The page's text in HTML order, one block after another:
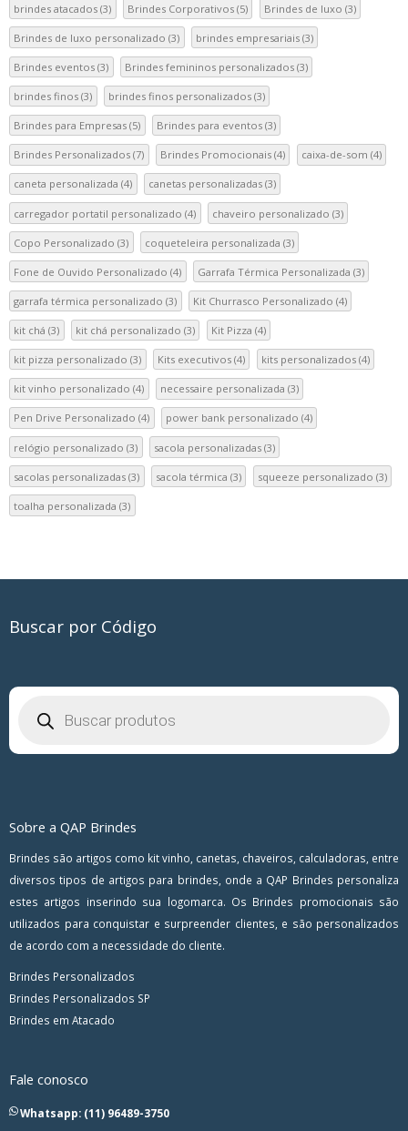
brindes atacados (3) Brindes Corporativos (5) Brindes de luxo (3)
Brindes de luxo personalizado (3) brindes empresariais (3)
Brindes eventos (3) Brindes femininos personalizados (3)
brindes finos (3) brindes finos personalizados (3)
Brindes para Empresas (5) Brindes para eventos (3)
Brindes Personalizados (7) Brindes Promocionais (4) caixa-de-som (4)
caneta personalizada (4) canetas personalizadas (3)
carregador portatil personalizado (4) chaveiro personalizado (3)
Copo Personalizado (3) coqueteleira personalizada (3)
Fone de Ouvido Personalizado (4) Garrafa Térmica Personalizada (3)
garrafa térmica personalizado (3) Kit Churrasco Personalizado (4)
kit chá (3) kit chá personalizado (3) Kit Pizza (4)
kit pizza personalizado (3) Kits executivos (4) kits personalizados(4)
kit vinho personalizado (4) necessaire personalizada (3)
Pen Drive Personalizado (4) power bank personalizado (4)
relógio personalizado (3) sacola personalizadas (3)
sacolas personalizadas (3) sacola térmica (3) squeeze personalizado (3)
toalha personalizada (3)
Buscar por Código
produtos
Sobre a QAP Brindes
Brindes são artigos como kit vinho, canetas, chaveiros, calculadoras, entre
diversos tipos de artigos para brindes, onde a QAP Brindes personaliza
estes artigos inserindo sua logomarca. Os Brindes promocionais são
utilizados para conquistar e surpreender clientes, e são personalizados
de acordo com a necessidade do cliente.
Brindes Personalizados
Brindes Personalizados SP
Brindes em Atacado
Fale conosco
Whatsapp: (11) 96489-3750